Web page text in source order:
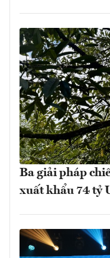
Ba giải pháp
xuất khẩu 74 tỷ